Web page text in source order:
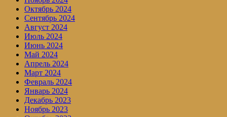
Октябрь 2024
Сентябрь 2024
Август 2024
Июль 2024
Июнь 2024
Май 2024
Апрель 2024
Март 2024
Февраль 2024
Январь 2024
Декабрь 2023
Ноябрь 2023